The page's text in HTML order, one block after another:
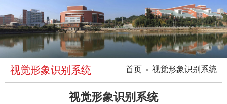
首页 视觉形象识别系统
视觉形象识别系统
视觉形象识别系统